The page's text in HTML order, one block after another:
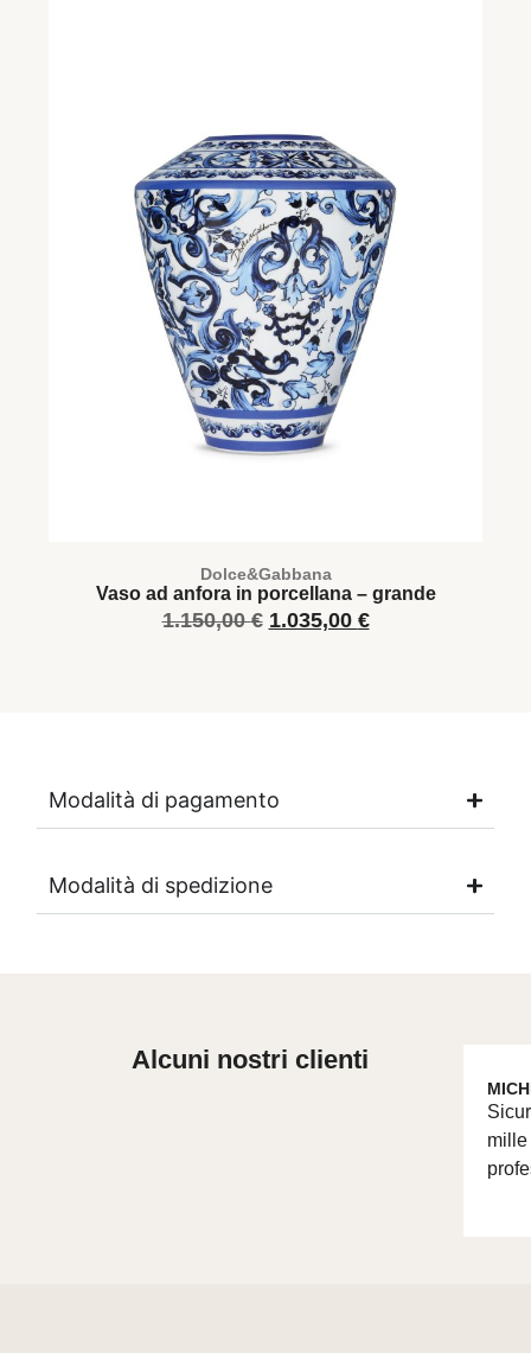
Dolce&Gabbana
Vaso ad anfora in porcellana – grande
1.150,00€ 1.035,00 €
Modalità di pagamento
Modalità di spedizione
Alcuni nostri clienti
mille